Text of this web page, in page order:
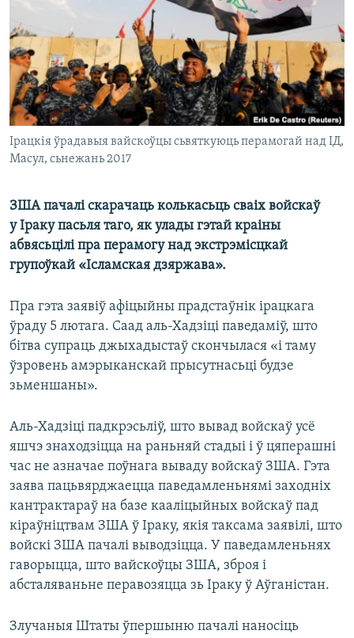
КУЛЬТУРА
КАЛЯНДАР
НА ХВАЛЯХ СВАБОДЫ
Ірацкія ўрадавыя вайскоўцы сьвяткуюць перамогай над ІД,
Масул, сьнежань 2017
ЗША пачалі скарачаць колькасьць сваіх войскаў
у Іраку пасьля таго, як улады гэтай краіны
абвясьцілі пра перамогу над экстрэмісцкай
групоўкай «Ісламская дзяржава».
Пра гэта заявіў афіцыйны прадстаўнік ірацкага
ўраду 5 лютага. Саад аль-Хадзіці паведаміў, што
бітва супраць джыхадыстаў скончылася «і таму
ўзровень амэрыканскай прысутнасьці будзе
зьменшаны».
Аль-Хадзіці падкрэсьліў, што вывад войскаў усё
яшчэ знаходзіцца на раньняй стадыі і ў цяперашні
час не азначае поўнага вываду войскаў ЗША. Гэта
заява пацьвярджаецца паведамленьнямі заходніх
кантрактараў на базе кааліцыйных войскаў пад
кіраўніцтвам ЗША ў Іраку, якія таксама заявілі, што
войскі ЗША пачалі выводзіцца. У паведамленьнях
гаворыцца, што вайскоўцы ЗША, зброя і
абсталяваньне перавозяцца зь Іраку ў Аўганістан.
Злучаныя Штаты ўпершыню пачалі наносіць